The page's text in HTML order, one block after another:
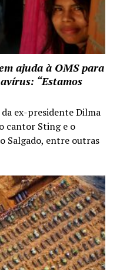
ajuda à OMS para
“Estamos
ex-presidente Dilma
cantor Sting e o
Salgado, entre outras